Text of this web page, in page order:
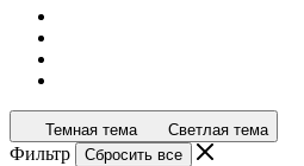
Темная тема Светлая тема
Фильтр Сбросить все